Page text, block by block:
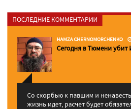
ПОСЛЕДНИЕ КОММЕНТАРИИ
HAMZA CHERNOMORCHENKO
Сегодня в Тюмени
Со скорбью к павшим и
жизнь идет, расчет будет